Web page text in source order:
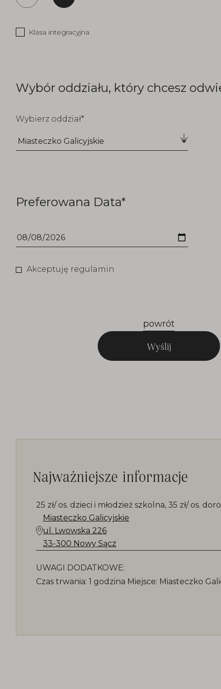
Klasa integracyjna
Wybór oddziału, który chcesz
Wybierz oddział
Preferowana Data*
Akceptuję regulamin
powrót
Wyślij
Najważniejsze informacje
25 zł/ os. dzieci i młodzież szkolna, 35 zł/ os.
Miasteczko Galicyjskie
ul. Lwowska 226
33-300 Nowy Sącz
UWAGI DODATKOWE:
Czas trwania: 1 godzina Miejsce: Miasteczko